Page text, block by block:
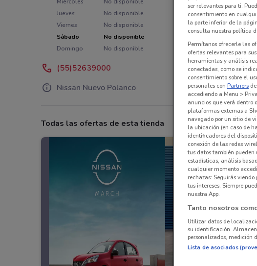
Jueves
No disponible
Viernes
No disponible
Sábado
No disponible
Domingo
No disponible
(55)52639000
Nissan Nuevo Polanco
Todas las ofertas de esta tienda
ser relevantes para ti.
consentimiento en
la parte inferior de la
consulta nuestra política
Permítanos ofrecerle las
ofertas relevantes para
herramientas y análisis
conectadas, como se
consentimiento sobre el
personales con Partners
accediendo a Menu >
anuncios que verá dentro
plataformas externas a
navegado por un sitio de
la ubicación (en caso de
identificadores del
conexión de las redes
tus datos también
estadísticas, análisis
cualquier momento
rechazas: Seguirás
tus intereses. Siempre
nuestra App.
Tanto nosotros
Utilizar datos de
su identificación.
personalizados, medición
Lista de asociados